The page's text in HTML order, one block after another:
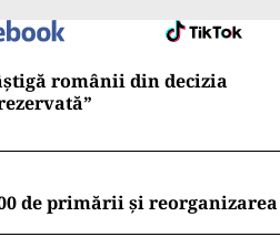
românii din decizia
de primării și reorganizarea